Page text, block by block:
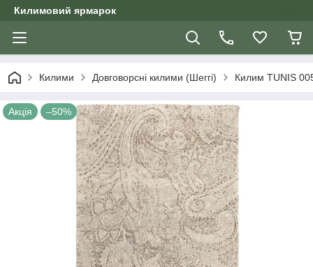
Килимовий ярмарок
Килими Довговорсні килими (Шеггі) Килим TUNIS
Акція –50%